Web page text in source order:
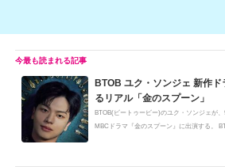
BTOB ユク・ソンジェ 新作
るリアル「金のスプーン」
BTOB(ビートゥービー)のユク・ソンジェが
MBCドラマ『金のスプーン』に出演する。